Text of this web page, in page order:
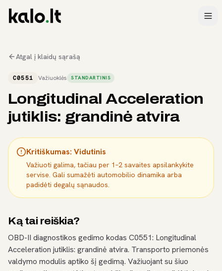
Atgal į klaidų sąrašą
C0551 Važiuoklės STANDARTINIS
Longitudinal Acceleration
jutiklis: grandinė atvira
Kritiškumas: Vidutinis
Važiuoti galima, tačiau per 1–2 savaites apsilankykite
servise. Gali sumažėti automobilio dinamika arba
padidėti degalų sąnaudos.
Ką tai reiškia?
OBD-II diagnostikos gedimo kodas C0551: Longitudinal
Acceleration jutiklis: grandinė atvira. Transporto priemonės
valdymo modulis aptiko šį gedimą. Važiuojant su šiuo